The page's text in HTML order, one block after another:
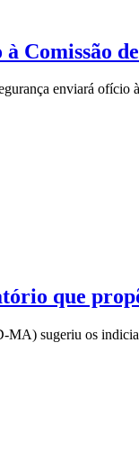
Comissão
enviará
que
MA) sugeriu os